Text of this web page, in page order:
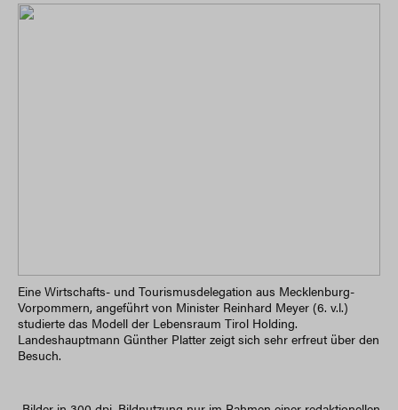
Eine Wirtschafts- und Tourismusdelegation aus Mecklenburg-
Vorpommern, angeführt von Minister Reinhard Meyer (6. v.l.)
studierte das Modell der Lebensraum Tirol Holding.
Landeshauptmann Günther Platter zeigt sich sehr erfreut über den
Besuch.